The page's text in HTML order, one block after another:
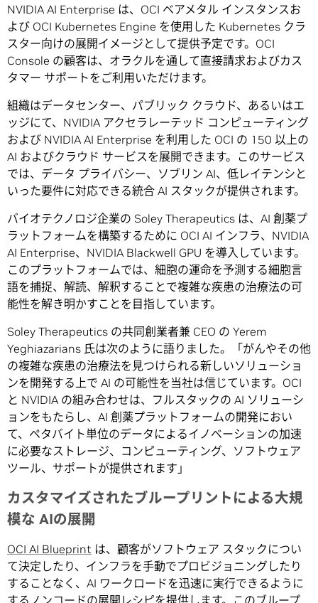
NVIDIA AI Enterprise は、OCI ベアメタル インスタンスお
よび OCI Kubernetes Engine を使用した Kubernetes クラ
スター向けの展開イメージとして提供予定です。OCI
Console の顧客は、オラクルを通して直接請求およびカス
タマー サポートをご利用いただけます。
組織はデータセンター、パブリック クラウド、あるいはエ
ッジにて、NVIDIA アクセラレーテッド コンピューティング
および NVIDIA AI Enterprise を利用した OCI の 150 以上の
AI およびクラウド サービスを展開できます。このサービス
では、データ プライバシー、ソブリン AI、低レイテンシと
いった要件に対応できる統合 AI スタックが提供されます。
バイオテクノロジ企業の Soley Therapeutics は、AI 創薬プ
ラットフォームを構築するために OCI AI インフラ、NVIDIA
AI Enterprise、NVIDIA Blackwell GPU を導入しています。
このプラットフォームでは、細胞の運命を予測する細胞言
語を捕捉、解読、解釈することで複雑な疾患の治療法の可
能性を解き明かすことを目指しています。
Soley Therapeutics の共同創業者兼 CEO の Yerem
Yeghiazarians 氏は次のように語りました。「がんやその他
の複雑な疾患の治療法を見つけられる新しいソリューショ
ンを開発する上で AI の可能性を当社は信じています。OCI
と NVIDIA の組み合わせは、フルスタックの AI ソリューシ
ョンをもたらし、AI 創薬プラットフォームの開発におい
て、ペタバイト単位のデータによるイノベーションの加速
に必要なストレージ、コンピューティング、ソフトウェア
ツール、サポートが提供されます」
カスタマイズされたブループリントによる大規
模な AIの展開
OCI AI Blueprint は、顧客がソフトウェア スタックについ
て決定したり、インフラを手動でプロビジョニングしたり
することなく、AI ワークロードを迅速に実行できるように